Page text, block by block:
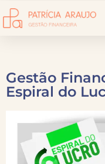
Gestão
Espiral do